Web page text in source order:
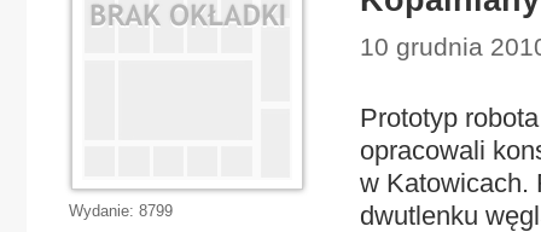
10 grudnia
Prototyp
opracowali
w Katowicach.
dwutlenku
Wydanie: 8799